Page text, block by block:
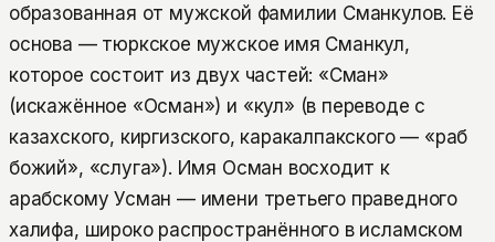
образованная от мужской фамилии Сманкулов. Её
основа — тюркское мужское имя Сманкул,
которое состоит из двух частей: «Сман»
(искажённое «Осман») и «кул» (в переводе с
казахского, киргизского, каракалпакского — «раб
божий», «слуга»). Имя Осман восходит к
арабскому Усман — имени третьего праведного
халифа, широко распространённого в исламском